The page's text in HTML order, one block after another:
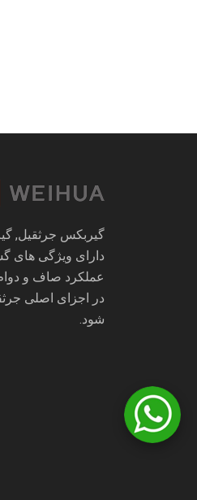
دارای ویژگی های
عملکرد صاف و
در اجزای اصلی
شود.